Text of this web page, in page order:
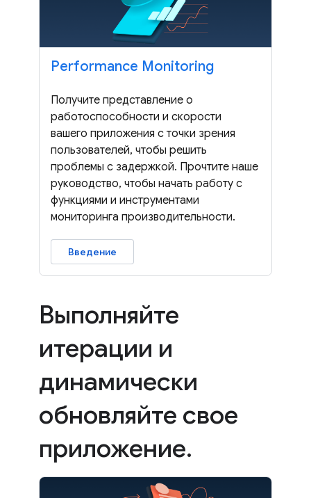
Performance Monitoring
Получите представление о
работоспособности и скорости
вашего приложения с точки зрения
пользователей, чтобы решить
проблемы с задержкой. Прочтите наше
руководство, чтобы начать работу с
функциями и инструментами
мониторинга производительности.
Введение
Выполняйте
итерации и
динамически
обновляйте свое
приложение.